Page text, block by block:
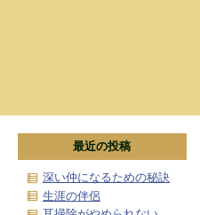
最近の投稿
深い仲になるための秘訣
生涯の伴侶